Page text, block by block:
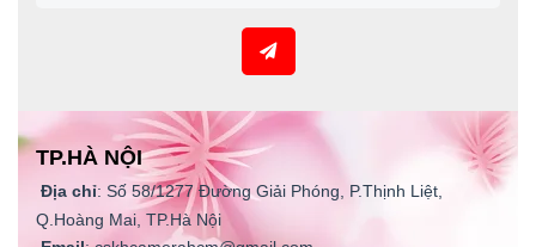
TP.HÀ NỘI
Địa chỉ: Số 58/1277 Đường Giải Phóng, P.Thịnh Liệt,
Q.Hoàng Mai, TP.Hà Nội